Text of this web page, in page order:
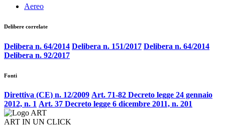
Aereo
Delibere correlate
Delibera n. 64/2014 Delibera n. 151/2017 Delibera n. 64/2014
Delibera n. 92/2017
Fonti
Direttiva (CE) n. 12/2009 Art. 71-82 Decreto legge 24 gennaio
2012, n. 1 Art. 37 Decreto legge 6 dicembre 2011, n. 201
ART IN UN CLICK